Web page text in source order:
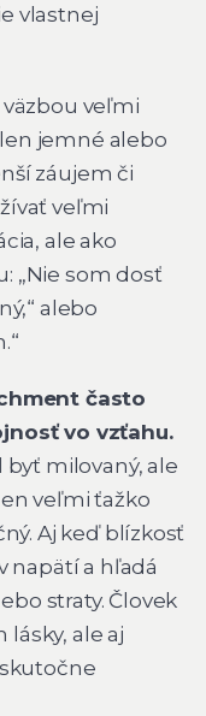
vlastnej
veľmi
jemné alebo
záujem či
veľmi
ale ako
„Nie som dosť
alebo
často
vo vzťahu.
milovaný, ale
veľmi ťažko
Aj keď blízkosť
napätí a hľadá
straty. Človek
ale aj